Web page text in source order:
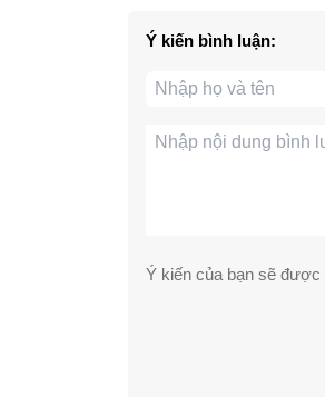
Ý kiến bình luận:
Ý kiến của bạn sẽ được